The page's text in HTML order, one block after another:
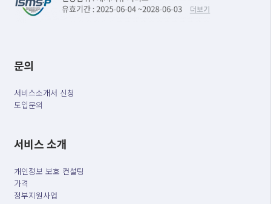
문의
서비스소개서 신청
도입문의
서비스 소개
개인정보 보호 컨설팅
가격
정부지원사업